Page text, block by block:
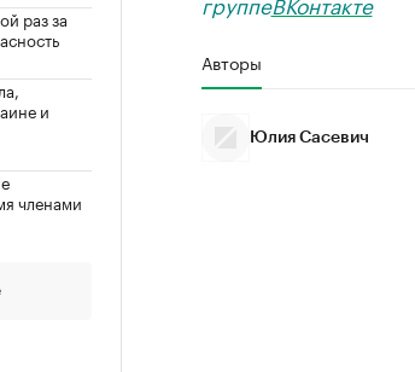
раз за
и
членами
Авторы
Юлия Сасевич